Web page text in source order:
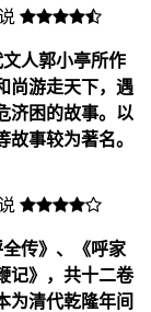
文人郭小亭所作
尚游走天下，遇
济困的故事。以
故事较为著名。
全传》、《呼家
记》，共十二卷
为清代乾隆年间